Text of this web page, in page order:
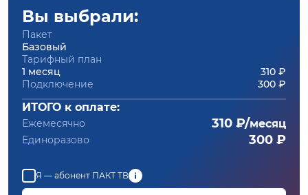
Вы выбрали:
Пакет
Базовый
Тарифный план
1 месяц
310 ₽
Подключение
300 ₽
ИТОГО к оплате:
Ежемесячно 310 ₽/месяц
Единоразово 300 ₽
Я — абонент ПАКТ ТВ